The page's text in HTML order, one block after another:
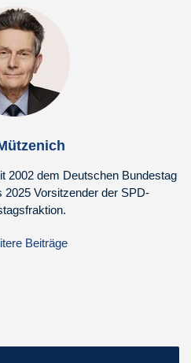
2002 dem Deutschen Bundestag
2025 Vorsitzender der SPD-
Beiträge